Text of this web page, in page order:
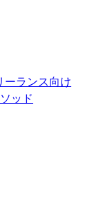
ーランス向け
ッド